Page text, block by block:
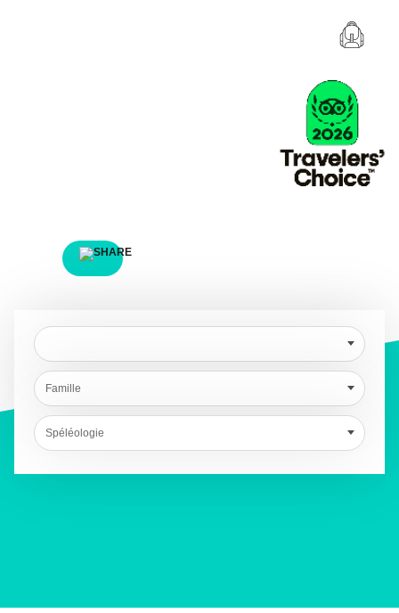
Famille
Spéléologie